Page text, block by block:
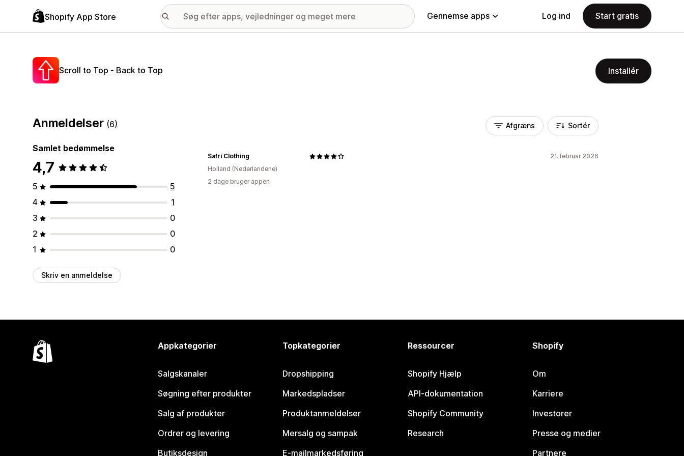
Shopify App Store Gennemse apps Log ind Start gratis
Scroll to Top ‑ Back to Top Installér
Anmeldelser (6)
Samlet bedømmelse
4,7
5
5
4
1
3
0
2
0
1
0
Skriv en anmeldelse
Afgræns Sortér
21. februar 2026
Safri Clothing
Holland (Nederlandene)
2 dage bruger appen
Appkategorier
Salgskanaler
Søgning efter produkter
Salg af produkter
Ordrer og levering
Butiksdesign
Topkategorier
Dropshipping
Markedspladser
Produktanmeldelser
Mersalg og sampak
E-mailmarkedsføring
Ressourcer
Shopify Hjælp
API-dokumentation
Shopify Community
Research
Shopify
Om
Karriere
Investorer
Presse og medier
Partnere